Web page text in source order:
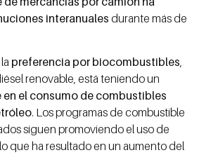
interanuales durante más de
preferencia por biocombustibles,
renovable, está teniendo un
el consumo de combustibles
. Los programas de combustible
siguen promoviendo el uso de
que ha resultado en un aumento del